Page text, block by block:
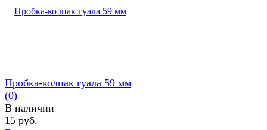
Пробка-колпак гуала 59 мм
(0)
В наличии
15 руб.